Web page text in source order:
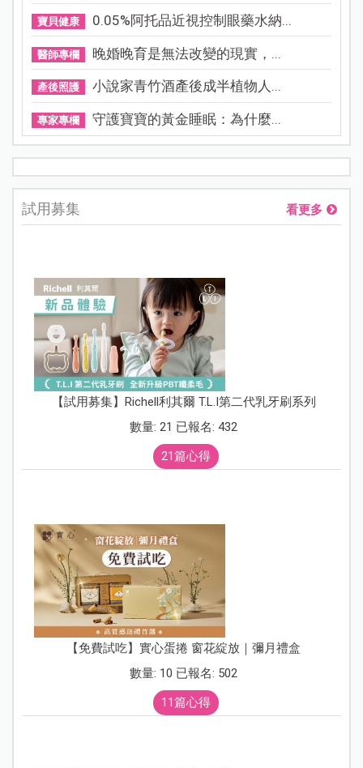
寶貝健康 0.05%阿托品近視控制眼藥水納...
醫師專欄 晚婚晚育是無法改變的現實，...
產後照護 小說家青竹酒產後成半植物人...
專家專欄 守護寶寶的黃金睡眠：為什麼...
試用募集 看更多
【試用募集】Richell利其爾 T.L.I第二代乳牙刷系列
數量: 21 已報名: 432
21篇心得
【免費試吃】實心蛋捲 窗花綻放｜彌月禮盒
數量: 10 已報名: 502
11篇心得